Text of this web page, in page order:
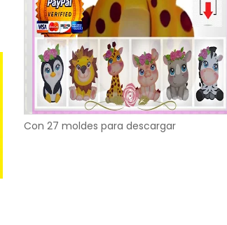
Con 27 moldes para descargar